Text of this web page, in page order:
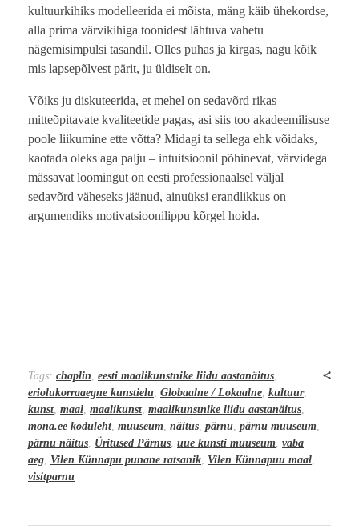
kultuurkihiks modelleerida ei mõista, mäng käib ühekordse,
alla prima värvikihiga toonidest lähtuva vahetu
nägemisimpulsi tasandil. Olles puhas ja kirgas, nagu kõik
mis lapsepõlvest pärit, ju üldiselt on.
Võiks ju diskuteerida, et mehel on sedavõrd rikas
mitteõpitavate kvaliteetide pagas, asi siis too akadeemilisuse
poole liikumine ette võtta? Midagi ta sellega ehk võidaks,
kaotada oleks aga palju – intuitsioonil põhinevat, värvidega
mässavat loomingut on eesti professionaalsel väljal
sedavõrd väheseks jäänud, ainuüksi erandlikkus on
argumendiks motivatsioonilippu kõrgel hoida.
Tags: chaplin, eesti maalikunstnike liidu aastanäitus,
eriolukorraaegne kunstielu, Globaalne / Lokaalne, kultuur,
kunst, maal, maalikunst, maalikunstnike liidu aastanäitus,
mona.ee koduleht, muuseum, näitus, pärnu, pärnu muuseum,
pärnu näitus, Üritused Pärnus, uue kunsti muuseum, vaba
aeg, Vilen Künnapu punane ratsanik, Vilen Künnapuu maal,
visitparnu